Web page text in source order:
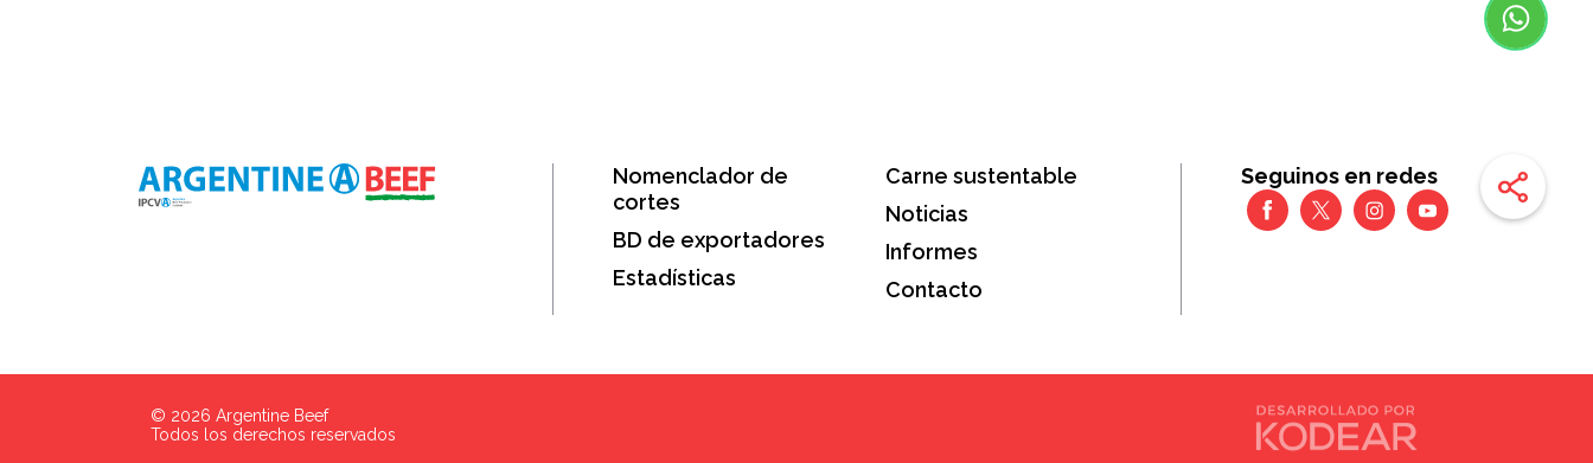
Nomenclador de
cortes
BD de exportadores
Estadísticas
Carne sustentable
Noticias
Informes
Contacto
Seguinos en redes
© 2026 Argentine Beef
Todos los derechos reservados